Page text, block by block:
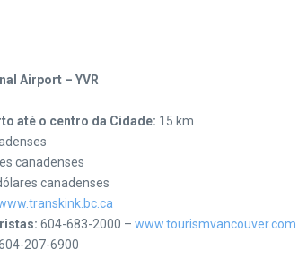
Airport – YVR
até o centro da Cidade: 15 km
canadenses
canadenses
604-683-2000 – www.tourismvancouver.com
207-6900